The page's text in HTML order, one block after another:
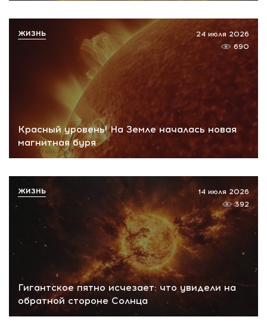
Красный уровень! На Земле началась новая
магнитная буря
24 июля 2026
690
ЖИЗНЬ
Гигантское пятно исчезает: что увидели на
обратной стороне Солнца
14 июля 2026
392
ЖИЗНЬ